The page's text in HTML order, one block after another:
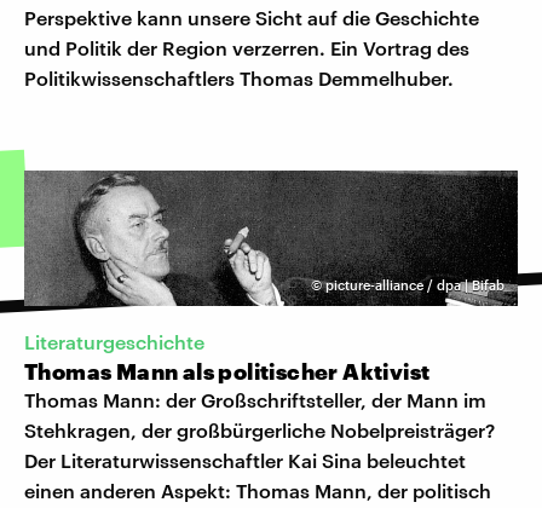
Perspektive kann unsere Sicht auf die Geschichte
und Politik der Region verzerren. Ein Vortrag des
Politikwissenschaftlers Thomas Demmelhuber.
©picture-alliance / dpa | Bifab
Literaturgeschichte
Thomas Mann als politischer Aktivist
Thomas Mann: der Großschriftsteller, der Mann im
Stehkragen, der großbürgerliche Nobelpreisträger?
Der Literaturwissenschaftler Kai Sina beleuchtet
einen anderen Aspekt: Thomas Mann, der politisch